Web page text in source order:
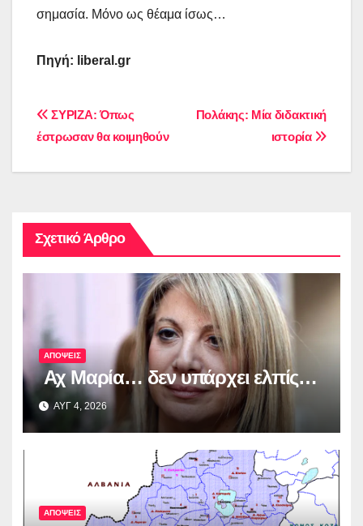
σημασία. Μόνο ως θέαμα ίσως…
Πηγή: liberal.gr
Πλοήγηση
άρθρων
Πολάκης: Μία διδακτική
ιστορία
ΣΥΡΙΖΑ: Όπως
έστρωσαν θα κοιμηθούν
Σχετικό Άρθρο
ΑΠΟΨΕΙΣ
Αχ Μαρία… δεν υπάρχει ελπίς…
ΑΥΓ 4, 2026
ΑΠΟΨΕΙΣ